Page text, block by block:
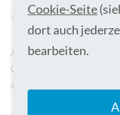
Auf persönlichem
Grundlage einer
abgesehen werden
Cookie-Seite
dort auch
bearbeiten.